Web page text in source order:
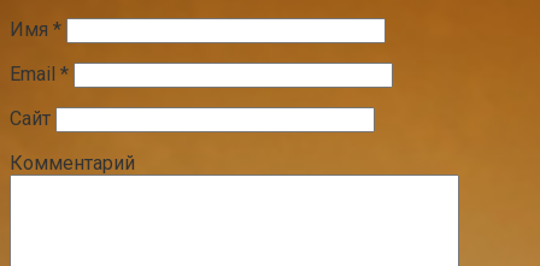
Имя *
Email *
Сайт
Комментарий